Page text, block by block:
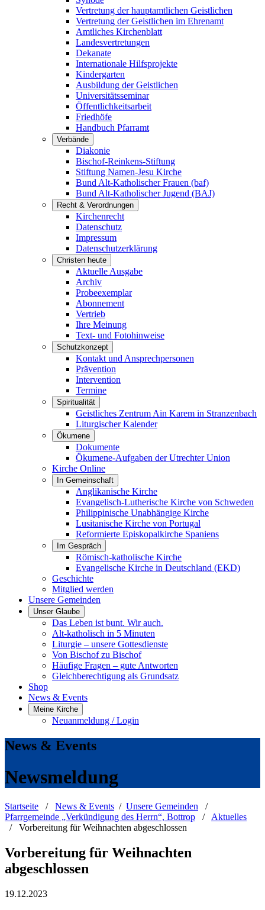
Vertretung der hauptamtlichen Geistlichen
Vertretung der Geistlichen im Ehrenamt
Amtliches Kirchenblatt
Landesvertretungen
Dekanate
Internationale Hilfsprojekte
Kindergarten
Ausbildung der Geistlichen
Universitätsseminar
Öffentlichkeitsarbeit
Friedhöfe
Handbuch Pfarramt
Verbände
Diakonie
Bischof-Reinkens-Stiftung
Stiftung Namen-Jesu Kirche
Bund Alt-Katholischer Frauen (baf)
Bund Alt-Katholischer Jugend (BAJ)
Recht & Verordnungen
Kirchenrecht
Datenschutz
Impressum
Datenschutzerklärung
Christen heute
Aktuelle Ausgabe
Archiv
Probeexemplar
Abonnement
Vertrieb
Ihre Meinung
Text- und Fotohinweise
Schutzkonzept
Kontakt und Ansprechpersonen
Prävention
Intervention
Termine
Spiritualität
Geistliches Zentrum Ain Karem in Stranzenbach
Liturgischer Kalender
Ökumene
Dokumente
Ökumene-Aufgaben der Utrechter Union
Kirche Online
In Gemeinschaft
Anglikanische Kirche
Evangelisch-Lutherische Kirche von Schweden
Philippinische Unabhängige Kirche
Lusitanische Kirche von Portugal
Reformierte Episkopalkirche Spaniens
Im Gespräch
Römisch-katholische Kirche
Evangelische Kirche in Deutschland (EKD)
Geschichte
Mitglied werden
Unsere Gemeinden
Unser Glaube
Das Leben ist bunt. Wir auch.
Alt-katholisch in 5 Minuten
Liturgie – unsere Gottesdienste
Von Bischof zu Bischof
Häufige Fragen – gute Antworten
Gleichberechtigung als Grundsatz
Shop
News & Events
Meine Kirche
Neuanmeldung / Login
News & Events
Newsmeldung
Startseite / News & Events / Unsere Gemeinden /
Pfarrgemeinde „Verkündigung des Herrn“, Bottrop / Aktuelles
/ Vorbereitung für Weihnachten abgeschlossen
Vorbereitung für Weihnachten
abgeschlossen
19.12.2023